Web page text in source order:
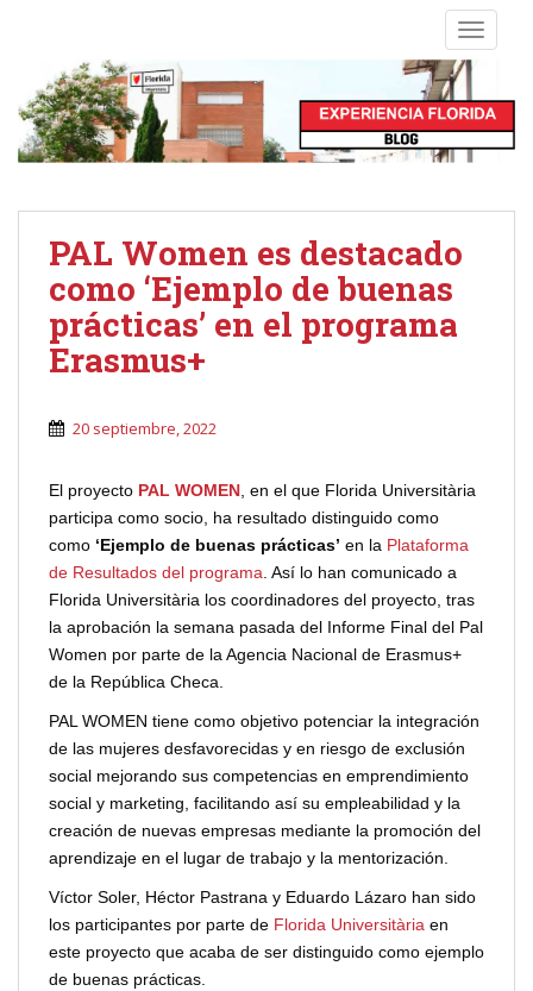
PAL Women es destacado
como ‘Ejemplo de buenas
prácticas’ en el programa
Erasmus+
20 septiembre, 2022
El proyecto PAL WOMEN, en el que Florida Universitària
participa como socio, ha resultado distinguido como
como ‘Ejemplo de buenas prácticas’ en la Plataforma
de Resultados del programa. Así lo han comunicado a
Florida Universitària los coordinadores del proyecto, tras
la aprobación la semana pasada del Informe Final del Pal
Women por parte de la Agencia Nacional de Erasmus+
de la República Checa.
PAL WOMEN tiene como objetivo potenciar la integración
de las mujeres desfavorecidas y en riesgo de exclusión
social mejorando sus competencias en emprendimiento
social y marketing, facilitando así su empleabilidad y la
creación de nuevas empresas mediante la promoción del
aprendizaje en el lugar de trabajo y la mentorización.
Víctor Soler, Héctor Pastrana y Eduardo Lázaro han sido
los participantes por parte de Florida Universitària en
este proyecto que acaba de ser distinguido como ejemplo
de buenas prácticas.